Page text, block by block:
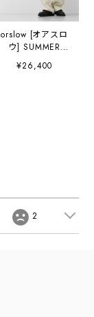
orslow [オアスロ
ウ] SUMMER
FATIGUE PANTS -
ECRU - [01-5103-
[2026SS]
¥26,400
2